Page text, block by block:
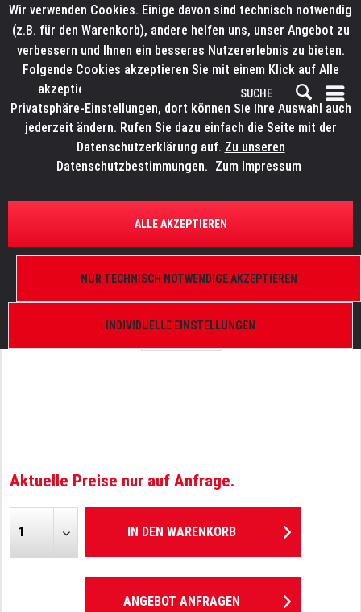
ÜBERSICHT ERSATZTEILE
LITECRAFT DPiX Mk2
Aktuelle Preise nur auf Anfrage.
IN DEN WARENKORB
ANGEBOT ANFRAGEN
Wir verwenden Cookies. Einige davon sind technisch notwendig
(z.B. für den Warenkorb), andere helfen uns, unser Angebot zu
verbessern und Ihnen ein besseres Nutzererlebnis zu bieten.
Folgende Cookies akzeptieren Sie mit einem Klick auf Alle
akzeptieren. Weitere Informationen finden Sie in den
Privatsphäre-Einstellungen, dort können Sie Ihre Auswahl auch
jederzeit ändern. Rufen Sie dazu einfach die Seite mit der
Datenschutzerklärung auf. Zu unseren
Datenschutzbestimmungen. Zum Impressum
INDIVIDUELLE EINSTELLUNGEN
NUR TECHNISCH NOTWENDIGE AKZEPTIEREN
ALLE AKZEPTIEREN